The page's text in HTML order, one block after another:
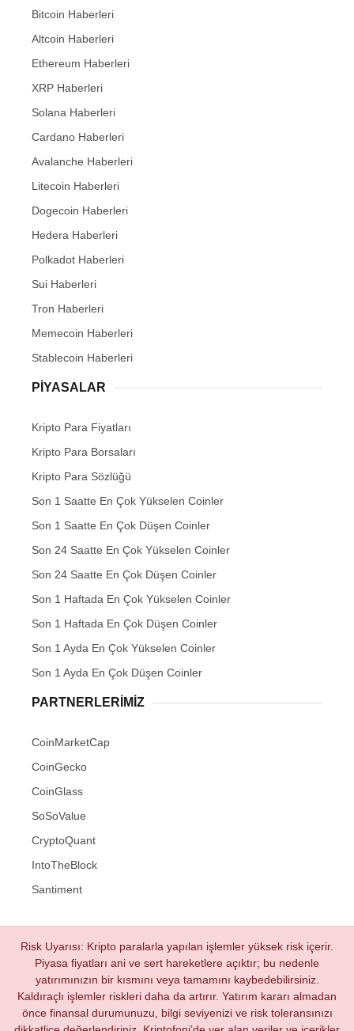
Bitcoin Haberleri
Altcoin Haberleri
Ethereum Haberleri
XRP Haberleri
Solana Haberleri
Cardano Haberleri
Avalanche Haberleri
Litecoin Haberleri
Dogecoin Haberleri
Hedera Haberleri
Polkadot Haberleri
Sui Haberleri
Tron Haberleri
Memecoin Haberleri
Stablecoin Haberleri
PIYASALAR
Kripto Para Fiyatları
Kripto Para Borsaları
Kripto Para Sözlüğü
Son 1 Saatte En Çok Yükselen Coinler
Son 1 Saatte En Çok Düşen Coinler
Son 24 Saatte En Çok Yükselen Coinler
Son 24 Saatte En Çok Düşen Coinler
Son 1 Haftada En Çok Yükselen Coinler
Son 1 Haftada En Çok Düşen Coinler
Son 1 Ayda En Çok Yükselen Coinler
Son 1 Ayda En Çok Düşen Coinler
PARTNERLERIMIZ
CoinMarketCap
CoinGecko
CoinGlass
SoSoValue
CryptoQuant
IntoTheBlock
Santiment
Risk Uyarısı: Kripto paralarla yapılan işlemler yüksek risk içerir.
Piyasa fiyatları ani ve sert hareketlere açıktır; bu nedenle
yatırımınızın bir kısmını veya tamamını kaybedebilirsiniz.
Kaldıraçlı işlemler riskleri daha da artırır. Yatırım kararı almadan
önce finansal durumunuzu, bilgi seviyenizi ve risk toleransınızı